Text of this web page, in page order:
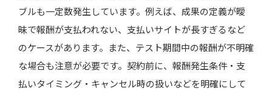
ブルも一定数発生しています。例えば、成果の定義が曖
昧で報酬が支払われない、支払いサイトが長すぎるなど
のケースがあります。また、テスト期間中の報酬が不明確
な場合も注意が必要です。契約前に、報酬発生条件・支
払いタイミング・キャンセル時の扱いなどを明確にして